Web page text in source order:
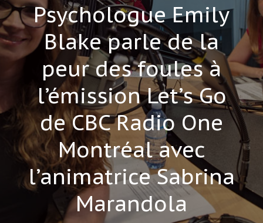
Psychologue Emily
Blake parle de la
peur des foules à
l’émission Let’s Go
de CBC Radio One
Montréal avec
l’animatrice Sabrina
Marandola